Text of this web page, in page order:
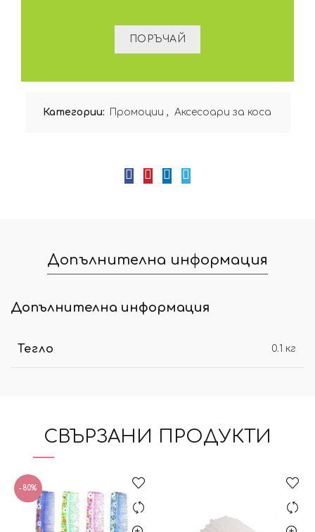
Категории: Промоции , Аксесоари за коса
Допълнителна информация
Допълнителна информация
Тегло 0.1 кг
СВЪРЗАНИ ПРОДУКТИ
-80%